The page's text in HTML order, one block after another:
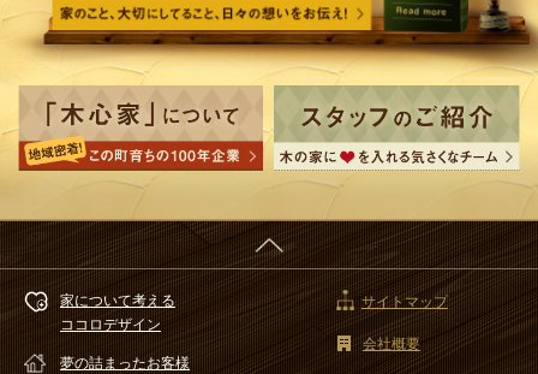
家について考える
ココロデザイン
夢の詰まったお客様
サイトマップ
会社概要